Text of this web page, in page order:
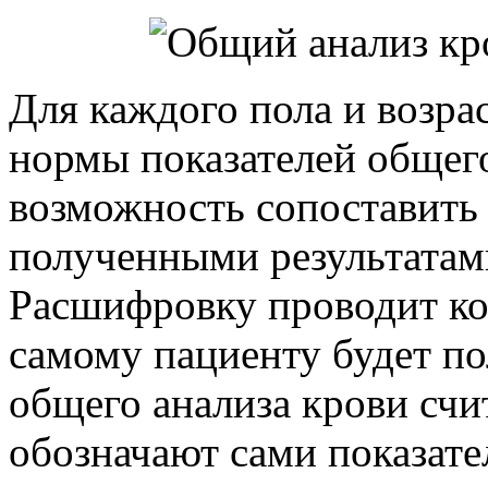
Для каждого пола и
нормы показателей
возможность
полученными
Расшифровку проводит
самому пациенту будет
общего анализа крови
обозначают сами